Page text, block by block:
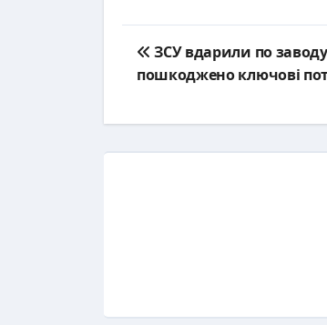
Post
navigation
ЗСУ вдарили по
пошкоджено ключові